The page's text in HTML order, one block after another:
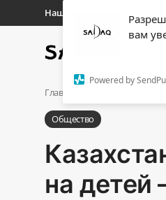
вам
Powered by
Наши контакты
Авторизоваться
Наши контакты
Главная
Общество
на детей